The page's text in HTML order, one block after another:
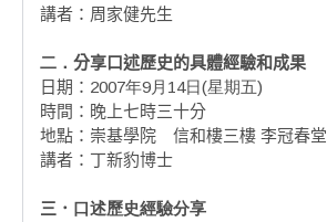
講者：周家健先生
二． 分享口述歷史的具體經驗和成果
日期： 2007年9月14日(星期五)
時間：晚上七時三十分
地點：崇基學院 信和樓三樓 李冠春堂
講者：丁新豹博士
三． 口述歷史經驗分享